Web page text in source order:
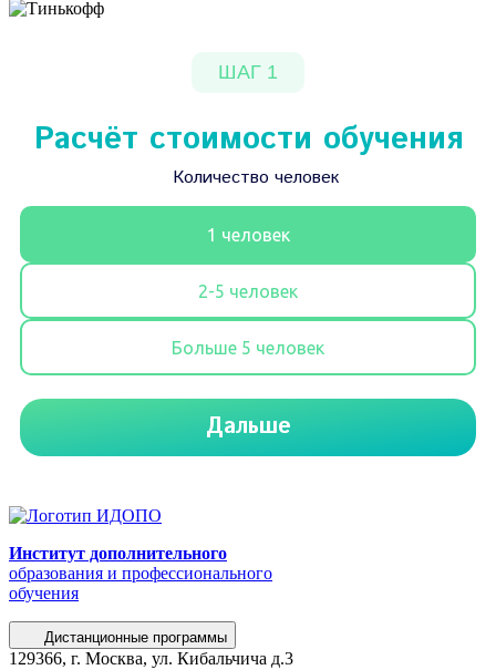
Институт дополнительного
образования и профессионального
обучения
Дистанционные программы
129366, г. Москва, ул. Кибальчича д.3